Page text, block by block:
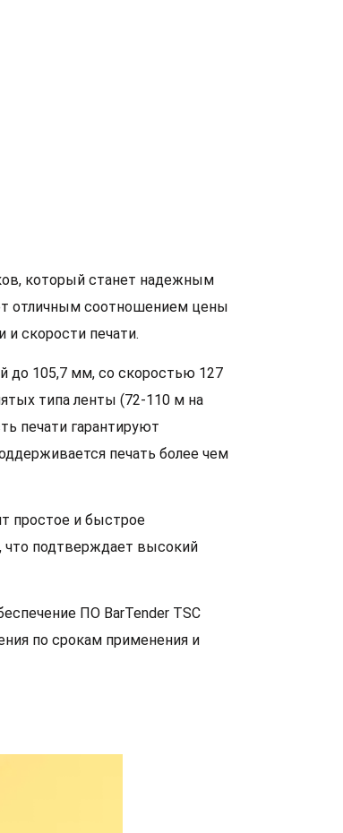
который станет надежным
отличным соотношением цены
и скорости печати.
до 105,7 мм, со скоростью 127
типа ленты (72-110 м на
печати гарантируют
печать более чем
простое и быстрое
что подтверждает высокий
ПО BarTender TSC
по срокам применения и